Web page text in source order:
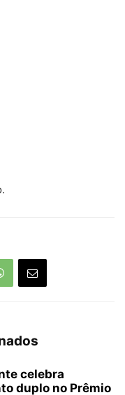
celebra
duplo no Prêmio